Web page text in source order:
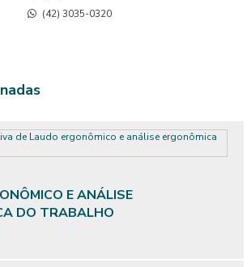
do trabalho
de postos de trabalho informatizados em
preliminar
(42) 3035-0320
E ANÁLISE
DO TRABALHO